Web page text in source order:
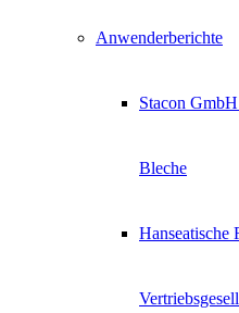
Anwenderberichte
Stacon
Bleche
Hanseatische